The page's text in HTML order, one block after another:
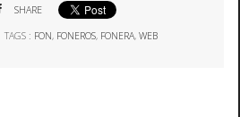
SHARE
TAGS : FON, FONEROS, FONERA,WEB